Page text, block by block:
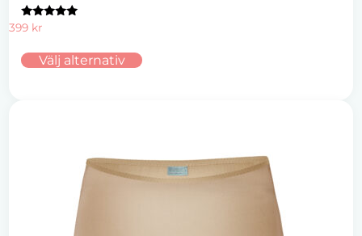
Betygsatt
399 kr
Välj alternativ